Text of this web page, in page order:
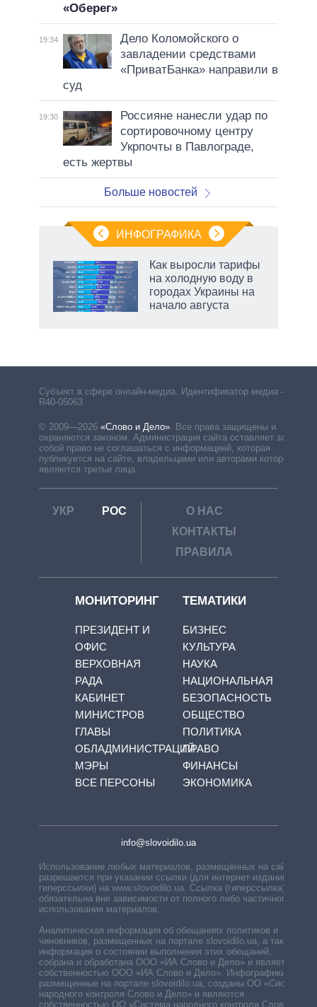
«Оберег»
19:34
Дело Коломойского о
завладении средствами
«ПриватБанка» направили в
суд
19:30
Россияне нанесли удар по
сортировочному центру
Укрпочты в Павлограде,
есть жертвы
Больше новостей
ИНФОГРАФИКА
Как выросли тарифы
на холодную воду в
городах Украины на
начало августа
Субъект в сфере онлайн-медиа. Идентификатор медиа –
R40-05063
© 2009—2026 «Слово и Дело» Все права защищены и
охраняются законом. Администрация сайта оставляет за
собой право не соглашаться с информацией, которая
публикуется на сайте, владельцами или авторами которой
являются третьи лица.
УКР РОС
О НАС
КОНТАКТЫ
ПРАВИЛА
МОНИТОРИНГ
ПРЕЗИДЕНТ И
ОФИС
ВЕРХОВНАЯ
РАДА
КАБИНЕТ
МИНИСТРОВ
ГЛАВЫ
ОБЛАДМИНИСТРАЦИЙ
МЭРЫ
ВСЕ ПЕРСОНЫ
ТЕМАТИКИ
БИЗНЕС
КУЛЬТУРА
НАУКА
НАЦИОНАЛЬНАЯ
БЕЗОПАСНОСТЬ
ОБЩЕСТВО
ПОЛИТИКА
ПРАВО
ФИНАНСЫ
ЭКОНОМИКА
info@slovoidilo.ua
Использование любых материалов, размещённых на сайте,
разрешается при указании ссылки (для интернет-изданий —
гиперссылки) на www.slovoidilo.ua. Ссылка (гиперссылка)
обязательна вне зависимости от полного либо частичного
использования материалов.
Аналитическая информация об обещаниях политиков и
чиновников, размещенных на портале slovoidilo.ua, а также
информация о состоянии выполнения этих обещаний,
собрана и обработана ООО «ИА Слово и Дело» и является
собственностью ООО «ИА Слово и Дело». Инфографики,
размещенные на портале slovoidilo.ua, созданы ОО «Система
народного контроля Слово и Дело» и являются
собственностью ОО «Система народного контроля Слово и